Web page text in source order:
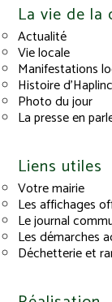
La vie de la
Actualité
Vie locale
Manifestations
Histoire
Photo du jour
La presse en
Liens utiles
Votre mairie
Les affichages
Le journal
Les démarches
Déchetterie et